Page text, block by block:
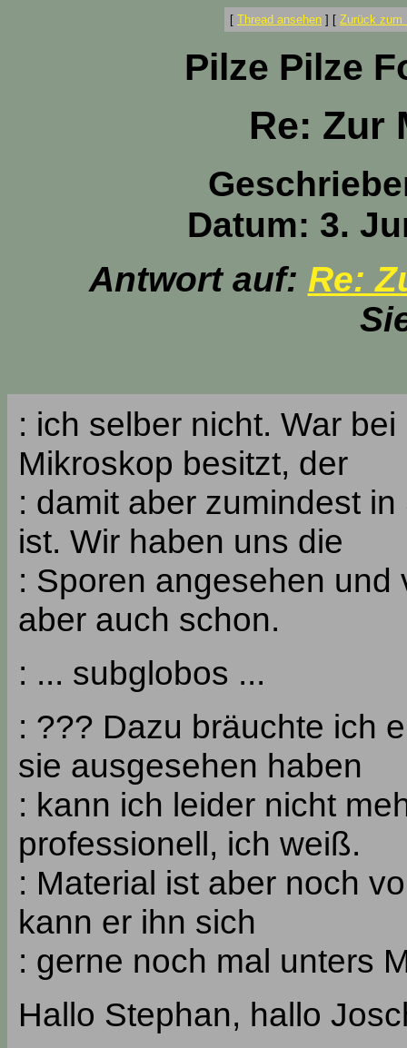
[ Thread ansehen ] [ Zurück zum
Pilze Pilze
Re: Zur
Datum: 3.
Antwort auf: Re:
: ich selber nicht. War
Mikroskop besitzt, der
: damit aber zumindest
ist. Wir haben uns die
: Sporen angesehen
aber auch schon.
: ... subglobos ...
: ??? Dazu bräuchte ich
sie ausgesehen haben
: kann ich leider nicht
professionell, ich weiß.
: Material ist aber noch
kann er ihn sich
: gerne noch mal unters
Hallo Stephan, hallo